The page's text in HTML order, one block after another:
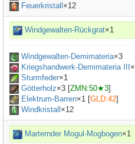
Feuerkristall ×12
Windgewalten-Rückgrat×1
Windgewalten-Demimateria×3
Kriegshandwerk-Demimateria III ×
Sturmfeder×1
Götterholz×3 [ZMN:50★3]
Elektrum-Barren×1 [GLD:42]
Windkristall ×12
Marternder Mogul-Mogbogen×1